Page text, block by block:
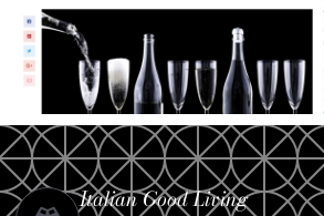
Italian Good Living